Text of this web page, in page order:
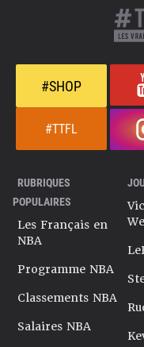
#SHOP
#TTFL
RUBRIQUES
POPULAIRES
Les Français en
NBA
Programme NBA
Classements NBA
Salaires NBA